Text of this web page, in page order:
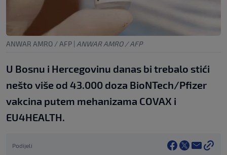
ANWAR AMRO / AFP | ANWAR AMRO / AFP
U Bosnu i Hercegovinu danas bi trebalo stići
nešto više od 43.000 doza BioNTech/Pfizer
vakcina putem mehanizama COVAX i
EU4HEALTH.
Podijeli